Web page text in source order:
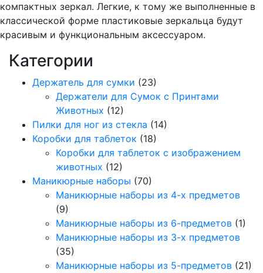
компактных зеркал. Легкие, к тому же выполненные в
классической форме пластиковые зеркальца будут
красивым и функциональным аксессуаром.
Категории
Держатель для сумки (23)
Держатели для Сумок с Принтами
Животных (12)
Пилки для ног из стекла (14)
Коробки для таблеток (18)
Коробки для таблеток с изображением
животных (12)
Маникюрные наборы (70)
Маникюрные наборы из 4-х предметов
(9)
Маникюрные наборы из 6-предметов (1)
Маникюрные наборы из 3-х предметов
(35)
Маникюрные наборы из 5-предметов (21)